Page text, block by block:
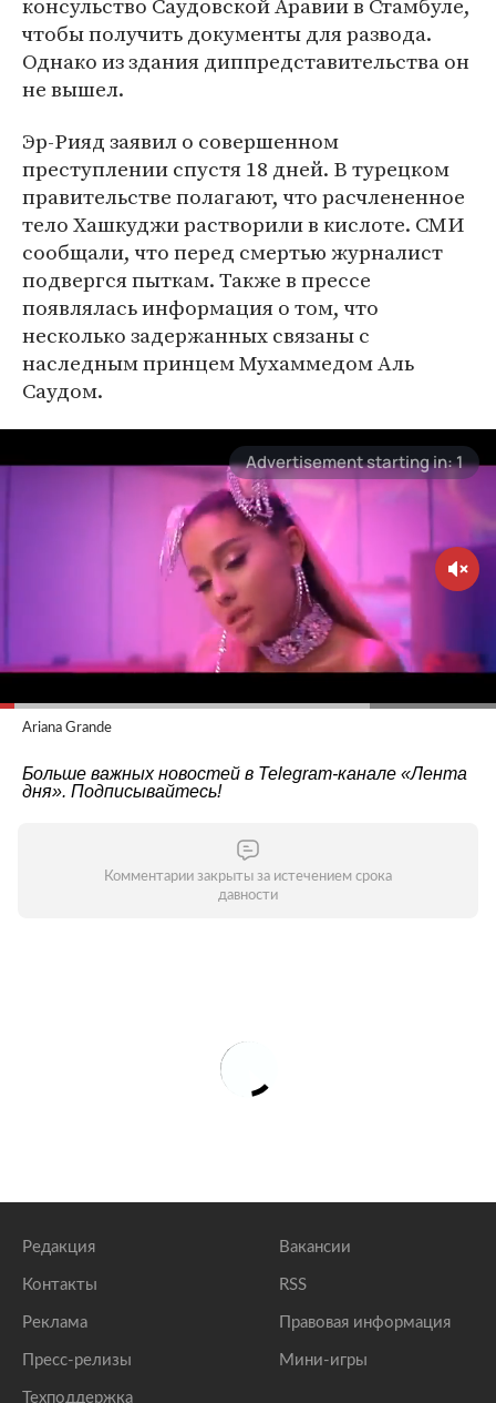
консульство Саудовской Аравии в Стамбуле,
чтобы получить документы для развода.
Однако из здания диппредставительства он
не вышел.
Эр-Рияд заявил о совершенном
преступлении спустя 18 дней. В турецком
правительстве полагают, что расчлененное
тело Хашкуджи растворили в кислоте. СМИ
сообщали, что перед смертью журналист
подвергся пыткам. Также в прессе
появлялась информация о том, что
несколько задержанных связаны с
наследным принцем Мухаммедом Аль
Саудом.
Ariana Grande
Больше важных новостей в Telegram-канале «Лента
дня». Подписывайтесь!
Комментарии закрыты за истечением срока
давности
Редакция
Контакты
Реклама
Пресс-релизы
Техподдержка
Вакансии
RSS
Правовая информация
Мини-игры